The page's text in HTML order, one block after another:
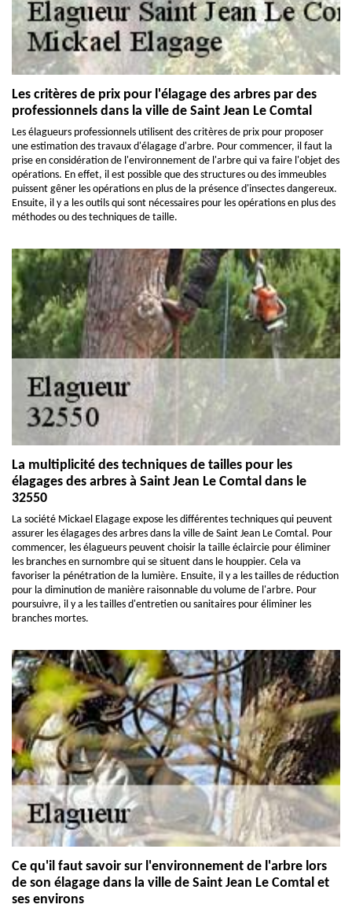
Les critères de prix pour l'élagage des arbres par des
professionnels dans la ville de Saint Jean Le Comtal
Les élagueurs professionnels utilisent des critères de prix pour proposer
une estimation des travaux d'élagage d'arbre. Pour commencer, il faut la
prise en considération de l'environnement de l'arbre qui va faire l'objet des
opérations. En effet, il est possible que des structures ou des immeubles
puissent gêner les opérations en plus de la présence d'insectes dangereux.
Ensuite, il y a les outils qui sont nécessaires pour les opérations en plus des
méthodes ou des techniques de taille.
La multiplicité des techniques de tailles pour les
élagages des arbres à Saint Jean Le Comtal dans le
32550
La société Mickael Elagage expose les différentes techniques qui peuvent
assurer les élagages des arbres dans la ville de Saint Jean Le Comtal. Pour
commencer, les élagueurs peuvent choisir la taille éclaircie pour éliminer
les branches en surnombre qui se situent dans le houppier. Cela va
favoriser la pénétration de la lumière. Ensuite, il y a les tailles de réduction
pour la diminution de manière raisonnable du volume de l'arbre. Pour
poursuivre, il y a les tailles d'entretien ou sanitaires pour éliminer les
branches mortes.
Ce qu'il faut savoir sur l'environnement de l'arbre lors
de son élagage dans la ville de Saint Jean Le Comtal et
ses environs